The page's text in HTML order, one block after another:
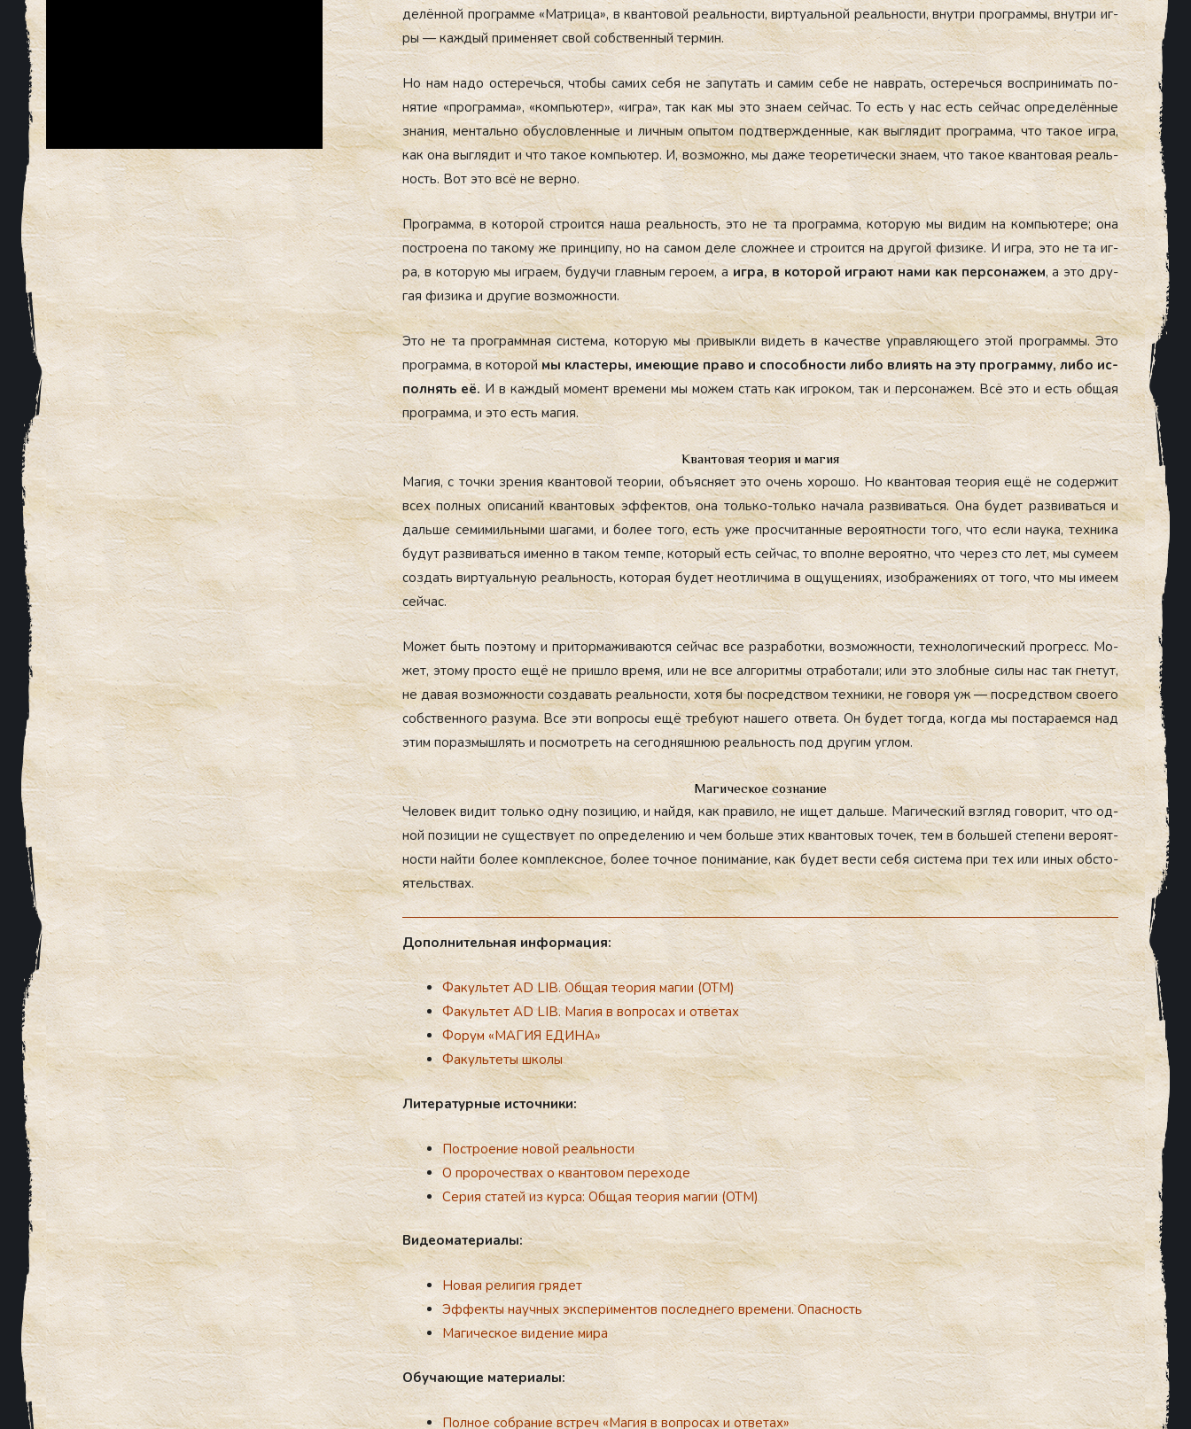
делён­ной прог­рамме «Мат­ри­ца», в кван­то­вой ре­аль­нос­ти, вир­ту­аль­ной ре­аль­нос­ти, внут­ри прог­раммы, внут­ри иг­
ры — каж­дый при­меня­ет свой собс­твен­ный тер­мин.
Но нам на­до ос­те­речь­ся, что­бы са­мих се­бя не за­путать и са­мим се­бе не нав­рать, ос­те­речь­ся вос­при­нимать по­
нятие «прог­рамма», «компь­ютер», «иг­ра», так как мы это зна­ем сей­час. То есть у нас есть сей­час оп­ре­делён­ные
зна­ния, мен­таль­но обус­ловлен­ные и лич­ным опы­том под­твержден­ные, как выг­ля­дит прог­рамма, что та­кое иг­ра,
как она выг­ля­дит и что та­кое компь­ютер. И, воз­можно, мы да­же те­оре­тичес­ки зна­ем, что та­кое кван­то­вая ре­аль­
ность. Вот это всё не вер­но.
Прог­рамма, в ко­торой стро­ит­ся на­ша ре­аль­ность, это не та прог­рамма, ко­торую мы ви­дим на компь­юте­ре; она
пос­тро­ена по та­кому же прин­ци­пу, но на са­мом де­ле слож­нее и стро­ит­ся на дру­гой фи­зике. И иг­ра, это не та иг­
ра, в ко­торую мы иг­ра­ем, бу­дучи глав­ным ге­ро­ем, аиг­ра, в ко­торой иг­ра­ют на­ми как пер­со­нажем, а это дру­
гая фи­зика и дру­гие воз­можнос­ти.
Это не та прог­рам­мная сис­те­ма, ко­торую мы при­вык­ли ви­деть в ка­чес­тве уп­равля­юще­го этой прог­раммы.Это
прог­рамма, в ко­тороймы клас­те­ры, име­ющие пра­во и спо­соб­ности ли­бо вли­ять на эту прог­рамму, ли­бо ис­
полнять её.И в каж­дый мо­мент вре­мени мы мо­жем стать как иг­ро­ком, так и пер­со­нажем. Всё это и есть об­щая
прог­рамма, и это есть ма­гия.
Квантовая теория и магия
Ма­гия, с точ­ки зре­ния кван­то­вой те­ории, объ­яс­ня­ет это очень хо­рошо. Но кван­то­вая те­ория ещё не со­дер­жит
всех пол­ных опи­саний кван­то­вых эф­фектов, она толь­ко-толь­ко на­чала раз­ви­вать­ся. Она бу­дет раз­ви­вать­ся и
даль­ше се­мимиль­ны­ми ша­гами, и бо­лее то­го, есть уже прос­чи­тан­ные ве­ро­ят­ности то­го, что ес­ли на­ука, тех­ни­ка
бу­дут раз­ви­вать­ся имен­но в та­ком тем­пе, ко­торый есть сей­час, то впол­не ве­ро­ят­но, что че­рез сто лет, мы су­ме­ем
соз­дать вир­ту­аль­ную ре­аль­ность, ко­торая бу­дет не­от­ли­чима в ощу­щени­ях, изоб­ра­жени­ях от то­го, что мы име­ем
сей­час.
Мо­жет быть по­это­му и при­тор­ма­жива­ют­ся сей­час все раз­ра­бот­ки, воз­можнос­ти, тех­но­логи­чес­кий прог­ресс. Мо­
жет, это­му прос­то ещё не приш­ло вре­мя, или не все ал­го­рит­мы от­ра­бота­ли; или это злоб­ные си­лы нас так гне­тут,
не да­вая воз­можнос­ти соз­да­вать ре­аль­нос­ти, хо­тя бы пос­редс­твом тех­ни­ки, не го­воря уж — пос­редс­твом сво­его
собс­твен­но­го ра­зума. Все эти воп­ро­сы ещё тре­бу­ют на­шего от­ве­та. Он бу­дет тог­да, ког­да мы пос­та­ра­ем­ся над
этим по­раз­мышлять и пос­мотреть на се­год­няшнюю ре­аль­ность под дру­гим уг­лом.
Магическое сознание
Че­ловек ви­дит толь­ко од­ну по­зицию, и най­дя, как пра­вило, не ищет даль­ше. Ма­гичес­кий взгляд го­ворит, что од­
ной по­зиции не су­щес­тву­ет по оп­ре­деле­нию и чем боль­ше этих кван­то­вых то­чек, тем в боль­шей сте­пени ве­ро­ят­
ности най­ти бо­лее ком­плексное, бо­лее точ­ное по­нима­ние, как бу­дет вес­ти се­бя сис­те­ма при тех или иных об­сто­
ятель­ствах.
До­пол­ни­тель­ная ин­фор­ма­ция:
Факультет AD LIB. Общая теория магии (ОТМ)
Факультет AD LIB. Магия в вопросах и ответах
Форум «МАГИЯ ЕДИНА»
Факультеты школы
Ли­те­ра­тур­ные ис­точ­ни­ки:
Построение новой реальности
О пророчествах о квантовом переходе
Серия статей из курса: Общая теория магии (ОТМ)
Ви­де­ома­те­ри­алы:
Нoвая религия грядет
Эффекты научных экспериментов последнего времени. Опасность
Магическое видение мира
Обу­ча­ющие ма­те­ри­алы:
Полное собрание встреч «Магия в вопросах и ответах»